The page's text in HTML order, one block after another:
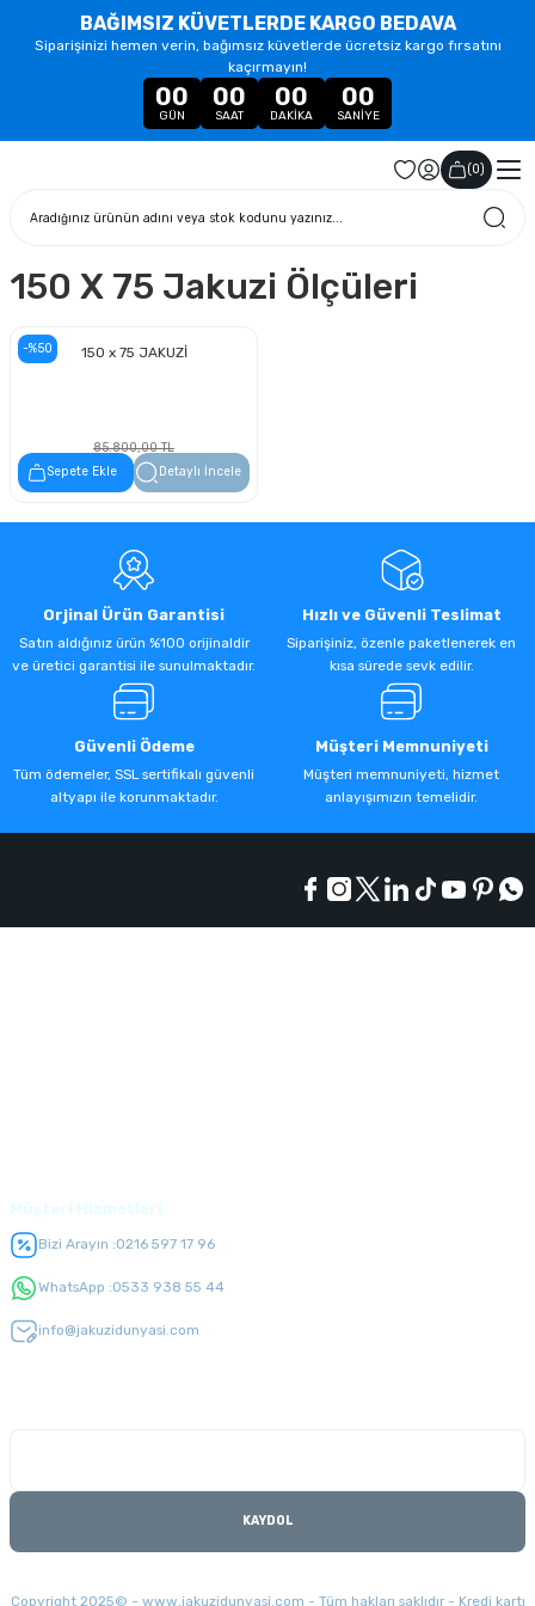
BAĞIMSIZ KÜVETLERDE KARGO BEDAVA
Siparişinizi hemen verin, bağımsız küvetlerde ücretsiz kargo fırsatını
kaçırmayın!
00
GÜN
00
SAAT
00
DAKIKA
00
SANIYE
(0)
150 X 75 Jakuzi Ölçüleri
-%50 150 x 75 JAKUZİ
85.800,00 TL
42.900,00 TL
Sepete Ekle Detaylı İncele
Orjinal Ürün Garantisi
Satın aldığınız ürün %100 orijinaldir
ve üretici garantisi ile sunulmaktadır.
Hızlı ve Güvenli Teslimat
Siparişiniz, özenle paketlenerek en
kısa sürede sevk edilir.
Güvenli Ödeme
Tüm ödemeler, SSL sertifikalı güvenli
altyapı ile korunmaktadır.
Müşteri Memnuniyeti
Müşteri memnuniyeti, hizmet
anlayışımızın temelidir.
Bizi Arayın :0216 597 17 96
WhatsApp :0533 938 55 44
info@jakuzidunyasi.com
KAYDOL
Copyright 2025© - www.jakuzidunyasi.com - Tüm hakları saklıdır - Kredi kartı